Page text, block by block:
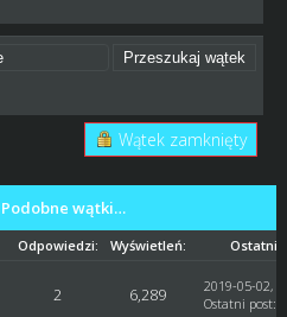
Wątek zamknięty
Podobne wątki…
Odpowiedzi: Wyświetleń: Ostatni
2 6,289
2019-05-02,
Ostatni post: